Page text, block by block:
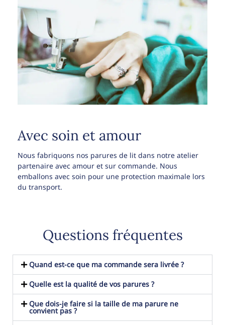
Avec soin et amour
Nous fabriquons nos parures de lit dans notre atelier
partenaire avec amour et sur commande. Nous
emballons avec soin pour une protection maximale lors
du transport.
Questions fréquentes
Quand est-ce que ma commande sera livrée ?
Quelle est la qualité de vos parures ?
Que dois-je faire si la taille de ma parure ne
convient pas ?